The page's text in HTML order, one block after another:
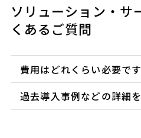
ソリューション・サ
くあるご質問
費用はどれくらい必要で
過去導入事例などの詳細